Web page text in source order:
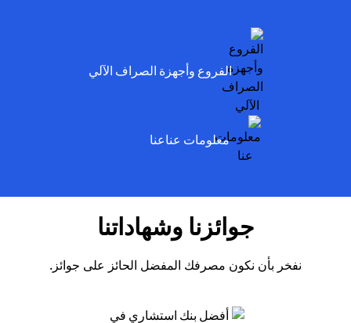
الفروع وأجهزة الصراف الآلي
معلومات عناعنا
جوائزنا وشهاداتنا
نفخر بأن نكون مصرفك المفضل الحائز على جوائز.